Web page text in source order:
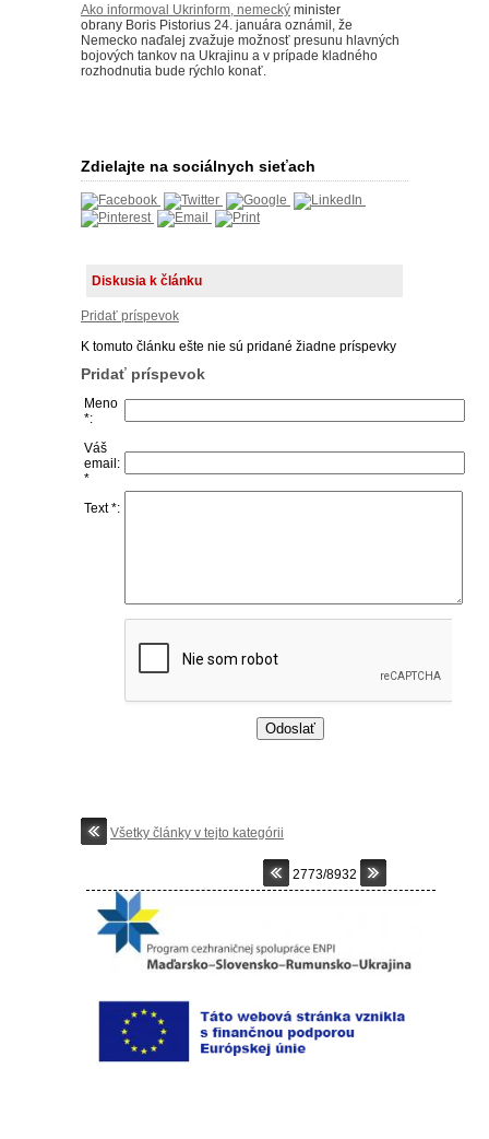
Ako informoval Ukrinform, nemecký minister
obrany Boris Pistorius 24. januára oznámil, že
Nemecko naďalej zvažuje možnosť presunu hlavných
bojových tankov na Ukrajinu a v prípade kladného
rozhodnutia bude rýchlo konať.
Zdielajte na sociálnych sieťach
Diskusia k článku
Pridať príspevok
K tomuto článku ešte nie sú pridané žiadne príspevky
Pridať príspevok
Meno
*:
Váš
email:
*
Text *:
Všetky články v tejto kategórii
2773/8932